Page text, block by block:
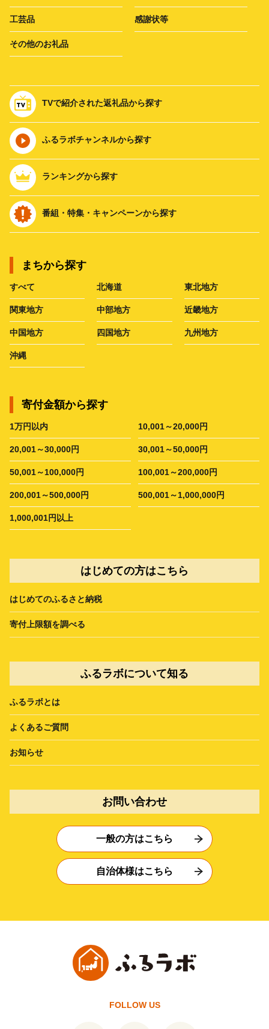
工芸品 感謝状等
その他のお礼品
TVで紹介された返礼品から探す
ふるラボチャンネルから探す
ランキングから探す
番組・特集・キャンペーンから探す
まちから探す
すべて 北海道 東北地方
関東地方 中部地方 近畿地方
中国地方 四国地方 九州地方
沖縄
寄付金額から探す
1万円以内 10,001～20,000円
20,001～30,000円 30,001～50,000円
50,001～100,000円 100,001～200,000円
200,001～500,000円 500,001～1,000,000円
1,000,001円以上
はじめての方はこちら
はじめてのふるさと納税
寄付上限額を調べる
ふるラボについて知る
ふるラボとは
よくあるご質問
お知らせ
お問い合わせ
一般の方はこちら
自治体様はこちら
FOLLOW US